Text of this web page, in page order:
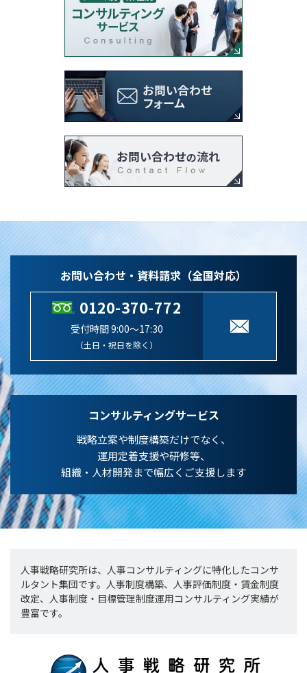
お問い合わせ・資料請求（全国対応）
0120-370-772
受付時間 9:00～17:30
（土日・祝日を除く）
コンサルティングサービス
戦略立案や制度構築だけでなく、
運用定着支援や研修等、
組織・人材開発まで幅広くご支援します
人事戦略研究所は、人事コンサルティングに特化したコンサ
ルタント集団です。人事制度構築、人事評価制度・賃金制度
改定、人事制度・目標管理制度運用コンサルティング実績が
豊富です。